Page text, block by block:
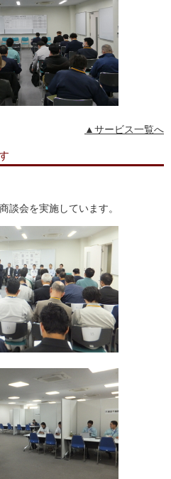
▲サービス一覧へ
談会を実施しています。